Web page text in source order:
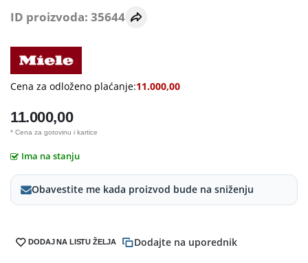
ID proizvoda: 35644
Cena za odloženo plaćanje:11.000,00
11.000,00
* Cena za gotovinu i kartice
Ima na stanju
Obavestite me kada proizvod bude na sniženju
DODAJ NA LISTU ŽELJA Dodajte na uporednik